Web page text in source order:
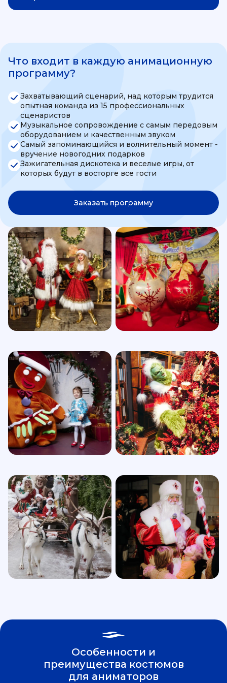
Что входит в каждую анимационную
программу?
Захватывающий сценарий, над которым трудится
опытная команда из 15 профессиональных
сценаристов
Музыкальное сопровождение с самым передовым
оборудованием и качественным звуком
Самый запоминающийся и волнительный момент -
вручение новогодних подарков
Зажигательная дискотека и веселые игры, от
которых будут в восторге все гости
Заказать программу
Особенности и
преимущества костюмов
для аниматоров